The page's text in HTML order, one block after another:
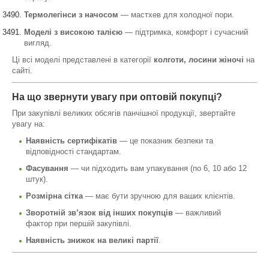
Термолегінси з начосом — мастхев для холодної пори.
Моделі з високою талією — підтримка, комфорт і сучасний
вигляд.
Ці всі моделі представлені в категорії колготи, лосини жіночі на
сайті.
На що звернути увагу при оптовій покупці?
При закупівлі великих обсягів панчішної продукції, звертайте
увагу на:
Наявність сертифікатів — це показник безпеки та
відповідності стандартам.
Фасування — чи підходить вам упакування (по 6, 10 або 12
штук).
Розмірна сітка— має бути зручною для ваших клієнтів.
Зворотній зв’язок від інших покупців — важливий
фактор при першій закупівлі.
Наявність знижок на великі партії.